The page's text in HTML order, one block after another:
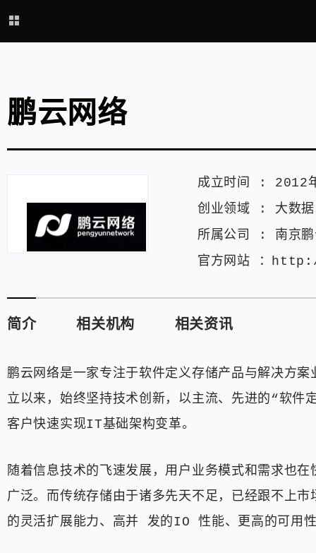
鹏云网络
成立时间 : 2012
创业领域 : 大数据
所属公司 :
南京
官方网站 ：
简介 相关机构 相关资讯
鹏云网络是一家专注于软件定义存储产品与解决方
立以来，始终坚持技术创新，以主流、先进的“软件
客户快速实现IT基础架构变革。
随着信息技术的飞速发展，用户业务模式和需求也
广泛。而传统存储由于诸多先天不足，已经跟不上
的灵活扩展能力、高并 发的IO 性能、更高的可用